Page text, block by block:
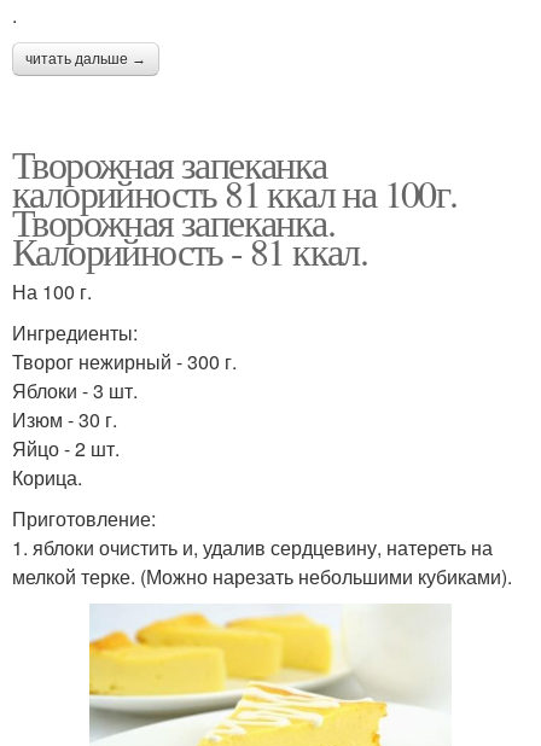
.
читать дальше →
Творожная запеканка
калорийность 81 ккал на 100г.
Творожная запеканка.
Калорийность - 81 ккал.
На 100 г.
Ингредиенты:
Творог нежирный - 300 г.
Яблоки - 3 шт.
Изюм - 30 г.
Яйцо - 2 шт.
Корица.
Приготовление:
1. яблоки очистить и, удалив сердцевину, натереть на
мелкой терке. (Можно нарезать небольшими кубиками).